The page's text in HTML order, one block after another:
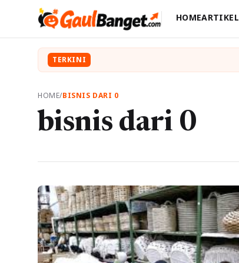
HOMEARTIKEL
TERKINI
HOME/BISNIS DARI 0
bisnis dari 0